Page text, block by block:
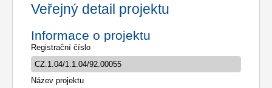
Veřejný detail projektu
Informace o projektu
Registrační číslo
Název projektu